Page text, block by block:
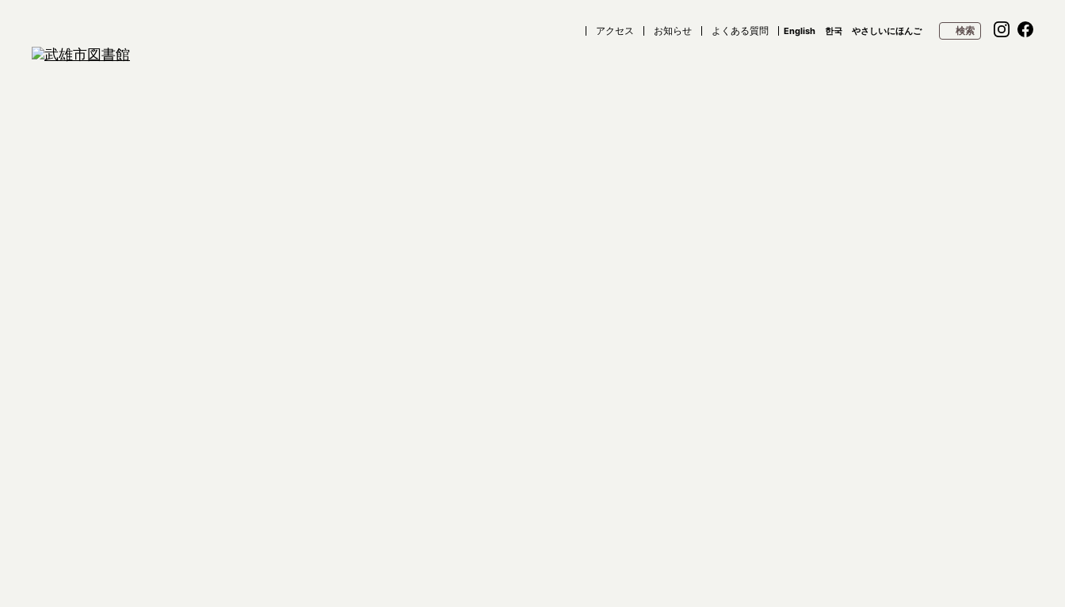
アクセス お知らせ よくある質問 English 한국 やさしいにほんご 検索